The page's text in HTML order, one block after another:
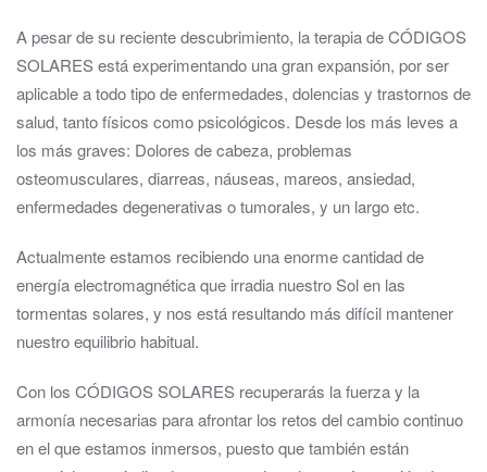
​A pesar de su reciente descubrimiento, la terapia de CÓDIGOS
SOLARES está experimentando una gran expansión, por ser
aplicable a todo tipo de enfermedades, dolencias y trastornos de
salud, tanto físicos como psicológicos. Desde los más leves a
los más graves: Dolores de cabeza, problemas
osteomusculares, diarreas, náuseas, mareos, ansiedad,
enfermedades degenerativas o tumorales, y un largo etc.
Actualmente estamos recibiendo una enorme cantidad de
energía electromagnética que irradia nuestro Sol en las
tormentas solares, y nos está resultando más difícil mantener
nuestro equilibrio habitual.
Con los CÓDIGOS SOLARES recuperarás la fuerza y la
armonía necesarias para afrontar los retos del cambio continuo
en el que estamos inmersos, puesto que también están